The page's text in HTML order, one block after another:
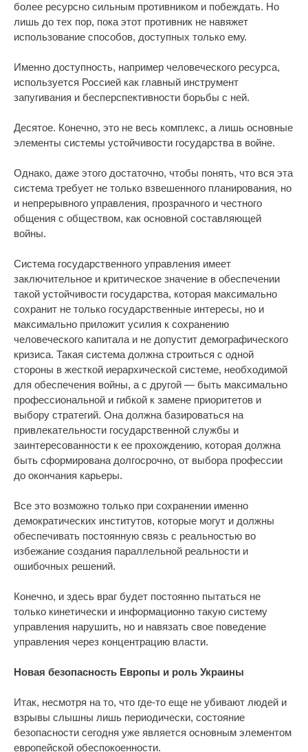
более ресурсно сильным противником и побеждать. Но
лишь до тех пор, пока этот противник не навяжет
использование способов, доступных только ему.
Именно доступность, например человеческого ресурса,
используется Россией как главный инструмент
запугивания и бесперспективности борьбы с ней.
Десятое. Конечно, это не весь комплекс, а лишь основные
элементы системы устойчивости государства в войне.
Однако, даже этого достаточно, чтобы понять, что вся эта
система требует не только взвешенного планирования, но
и непрерывного управления, прозрачного и честного
общения с обществом, как основной составляющей
войны.
Система государственного управления имеет
заключительное и критическое значение в обеспечении
такой устойчивости государства, которая максимально
сохранит не только государственные интересы, но и
максимально приложит усилия к сохранению
человеческого капитала и не допустит демографического
кризиса. Такая система должна строиться с одной
стороны в жесткой иерархической системе, необходимой
для обеспечения войны, а с другой — быть максимально
профессиональной и гибкой к замене приоритетов и
выбору стратегий. Она должна базироваться на
привлекательности государственной службы и
заинтересованности к ее прохождению, которая должна
быть сформирована долгосрочно, от выбора профессии
до окончания карьеры.
Все это возможно только при сохранении именно
демократических институтов, которые могут и должны
обеспечивать постоянную связь с реальностью во
избежание создания параллельной реальности и
ошибочных решений.
Конечно, и здесь враг будет постоянно пытаться не
только кинетически и информационно такую систему
управления нарушить, но и навязать свое поведение
управления через концентрацию власти.
Новая безопасность Европы и роль Украины
Итак, несмотря на то, что где-то еще не убивают людей и
взрывы слышны лишь периодически, состояние
безопасности сегодня уже является основным элементом
европейской обеспокоенности.